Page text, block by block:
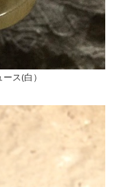
ス(白）